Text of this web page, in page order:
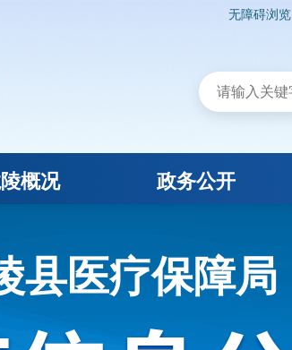
无障碍浏览
概况 政务公开
县医疗保障局